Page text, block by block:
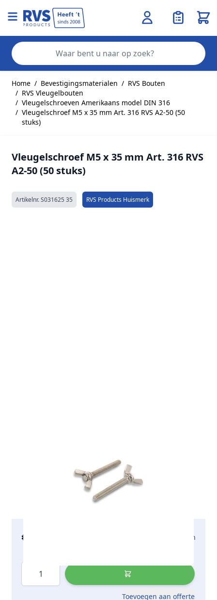
Home / Bevestigingsmaterialen / RVS Bouten
/ RVS Vleugelbouten
/ Vleugelschroeven Amerikaans model DIN 316
/ Vleugelschroef M5 x 35 mm Art. 316 RVS A2-50 (50
stuks)
Vleugelschroef M5 x 35 mm Art. 316 RVS
A2-50 (50 stuks)
Artikelnr.S031625 35 RVS Products Huismerk
€ 12,50 2-5 werkdagen
Aantal
Toevoegen aan offerte